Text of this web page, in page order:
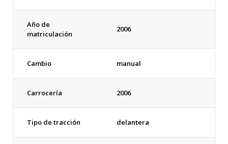
Año de
matriculación
2006
Cambio manual
Carrocería 2006
Tipo de tracción delantera